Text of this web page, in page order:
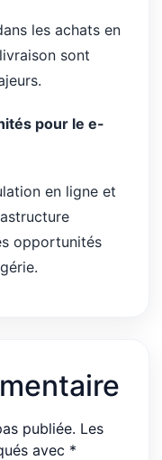
les achats en
sont
pour le e-
en ligne et
opportunités
publiée. Les
avec *